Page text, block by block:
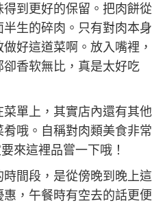
到更好的保留。把肉餅從
生的碎肉。只有對肉本身
好這道菜啊。放入嘴裡，
香软無比，真是太好吃
單上，其實店內還有其他
哦。自稱對肉類美食非常
來這裡品嘗一下哦！
間段，是從傍晚到晚上這
，午餐時有空去的話更便